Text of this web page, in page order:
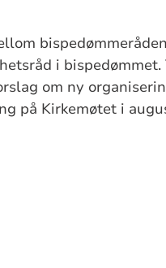
i bispedømmet.
om ny
på Kirkemøtet i